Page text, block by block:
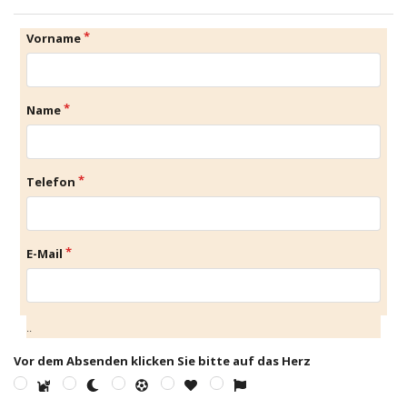
Vorname
Name
Telefon
E-Mail
..
Vor dem Absenden klicken Sie bitte auf das Herz